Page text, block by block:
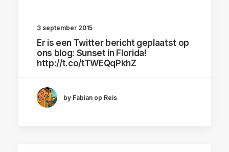
3 september 2015
Er is een Twitter bericht geplaatst op
ons blog: Sunset in Florida!
http://t.co/tTWEQqPkhZ
by Fabian op Reis